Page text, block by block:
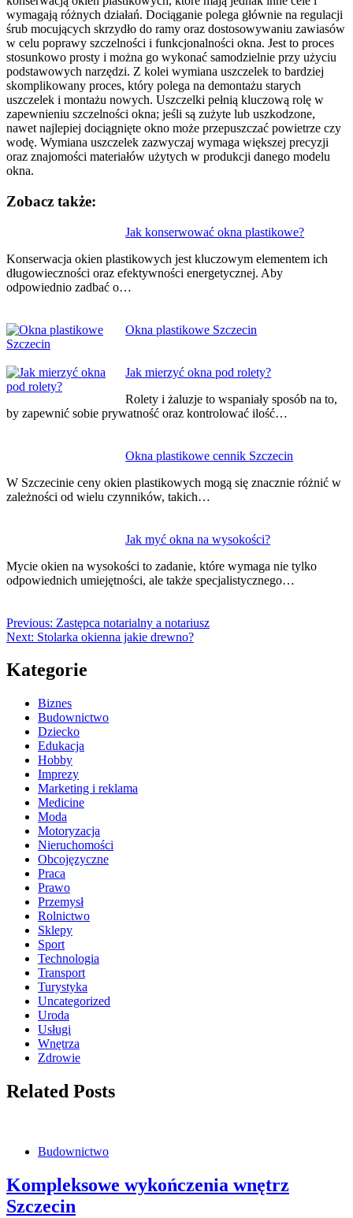
wymagają różnych działań. Dociąganie polega głównie na regulacji
śrub mocujących skrzydło do ramy oraz dostosowywaniu zawiasów
w celu poprawy szczelności i funkcjonalności okna. Jest to proces
stosunkowo prosty i można go wykonać samodzielnie przy użyciu
podstawowych narzędzi. Z kolei wymiana uszczelek to bardziej
skomplikowany proces, który polega na demontażu starych
uszczelek i montażu nowych. Uszczelki pełnią kluczową rolę w
zapewnieniu szczelności okna; jeśli są zużyte lub uszkodzone,
nawet najlepiej dociągnięte okno może przepuszczać powietrze czy
wodę. Wymiana uszczelek zazwyczaj wymaga większej precyzji
oraz znajomości materiałów użytych w produkcji danego modelu
okna.
Zobacz także:
Jak konserwować okna plastikowe?
Konserwacja okien plastikowych jest kluczowym elementem ich
długowieczności oraz efektywności energetycznej. Aby
odpowiednio zadbać o…
Okna plastikowe Szczecin
Jak mierzyć okna pod rolety?
Rolety i żaluzje to wspaniały sposób na to,
by zapewnić sobie prywatność oraz kontrolować ilość…
Okna plastikowe cennik Szczecin
W Szczecinie ceny okien plastikowych mogą się znacznie różnić w
zależności od wielu czynników, takich…
Jak myć okna na wysokości?
Mycie okien na wysokości to zadanie, które wymaga nie tylko
odpowiednich umiejętności, ale także specjalistycznego…
wpisu
Previous: Zastępca notarialny a notariusz
Next: Stolarka okienna jakie drewno?
Kategorie
Biznes
Budownictwo
Dziecko
Edukacja
Hobby
Imprezy
Marketing i reklama
Medicine
Moda
Motoryzacja
Nieruchomości
Obcojęzyczne
Praca
Prawo
Przemysł
Rolnictwo
Sklepy
Sport
Technologia
Transport
Turystyka
Uncategorized
Uroda
Usługi
Wnętrza
Zdrowie
Related Posts
Budownictwo
Kompleksowe wykończenia wnętrz
Szczecin